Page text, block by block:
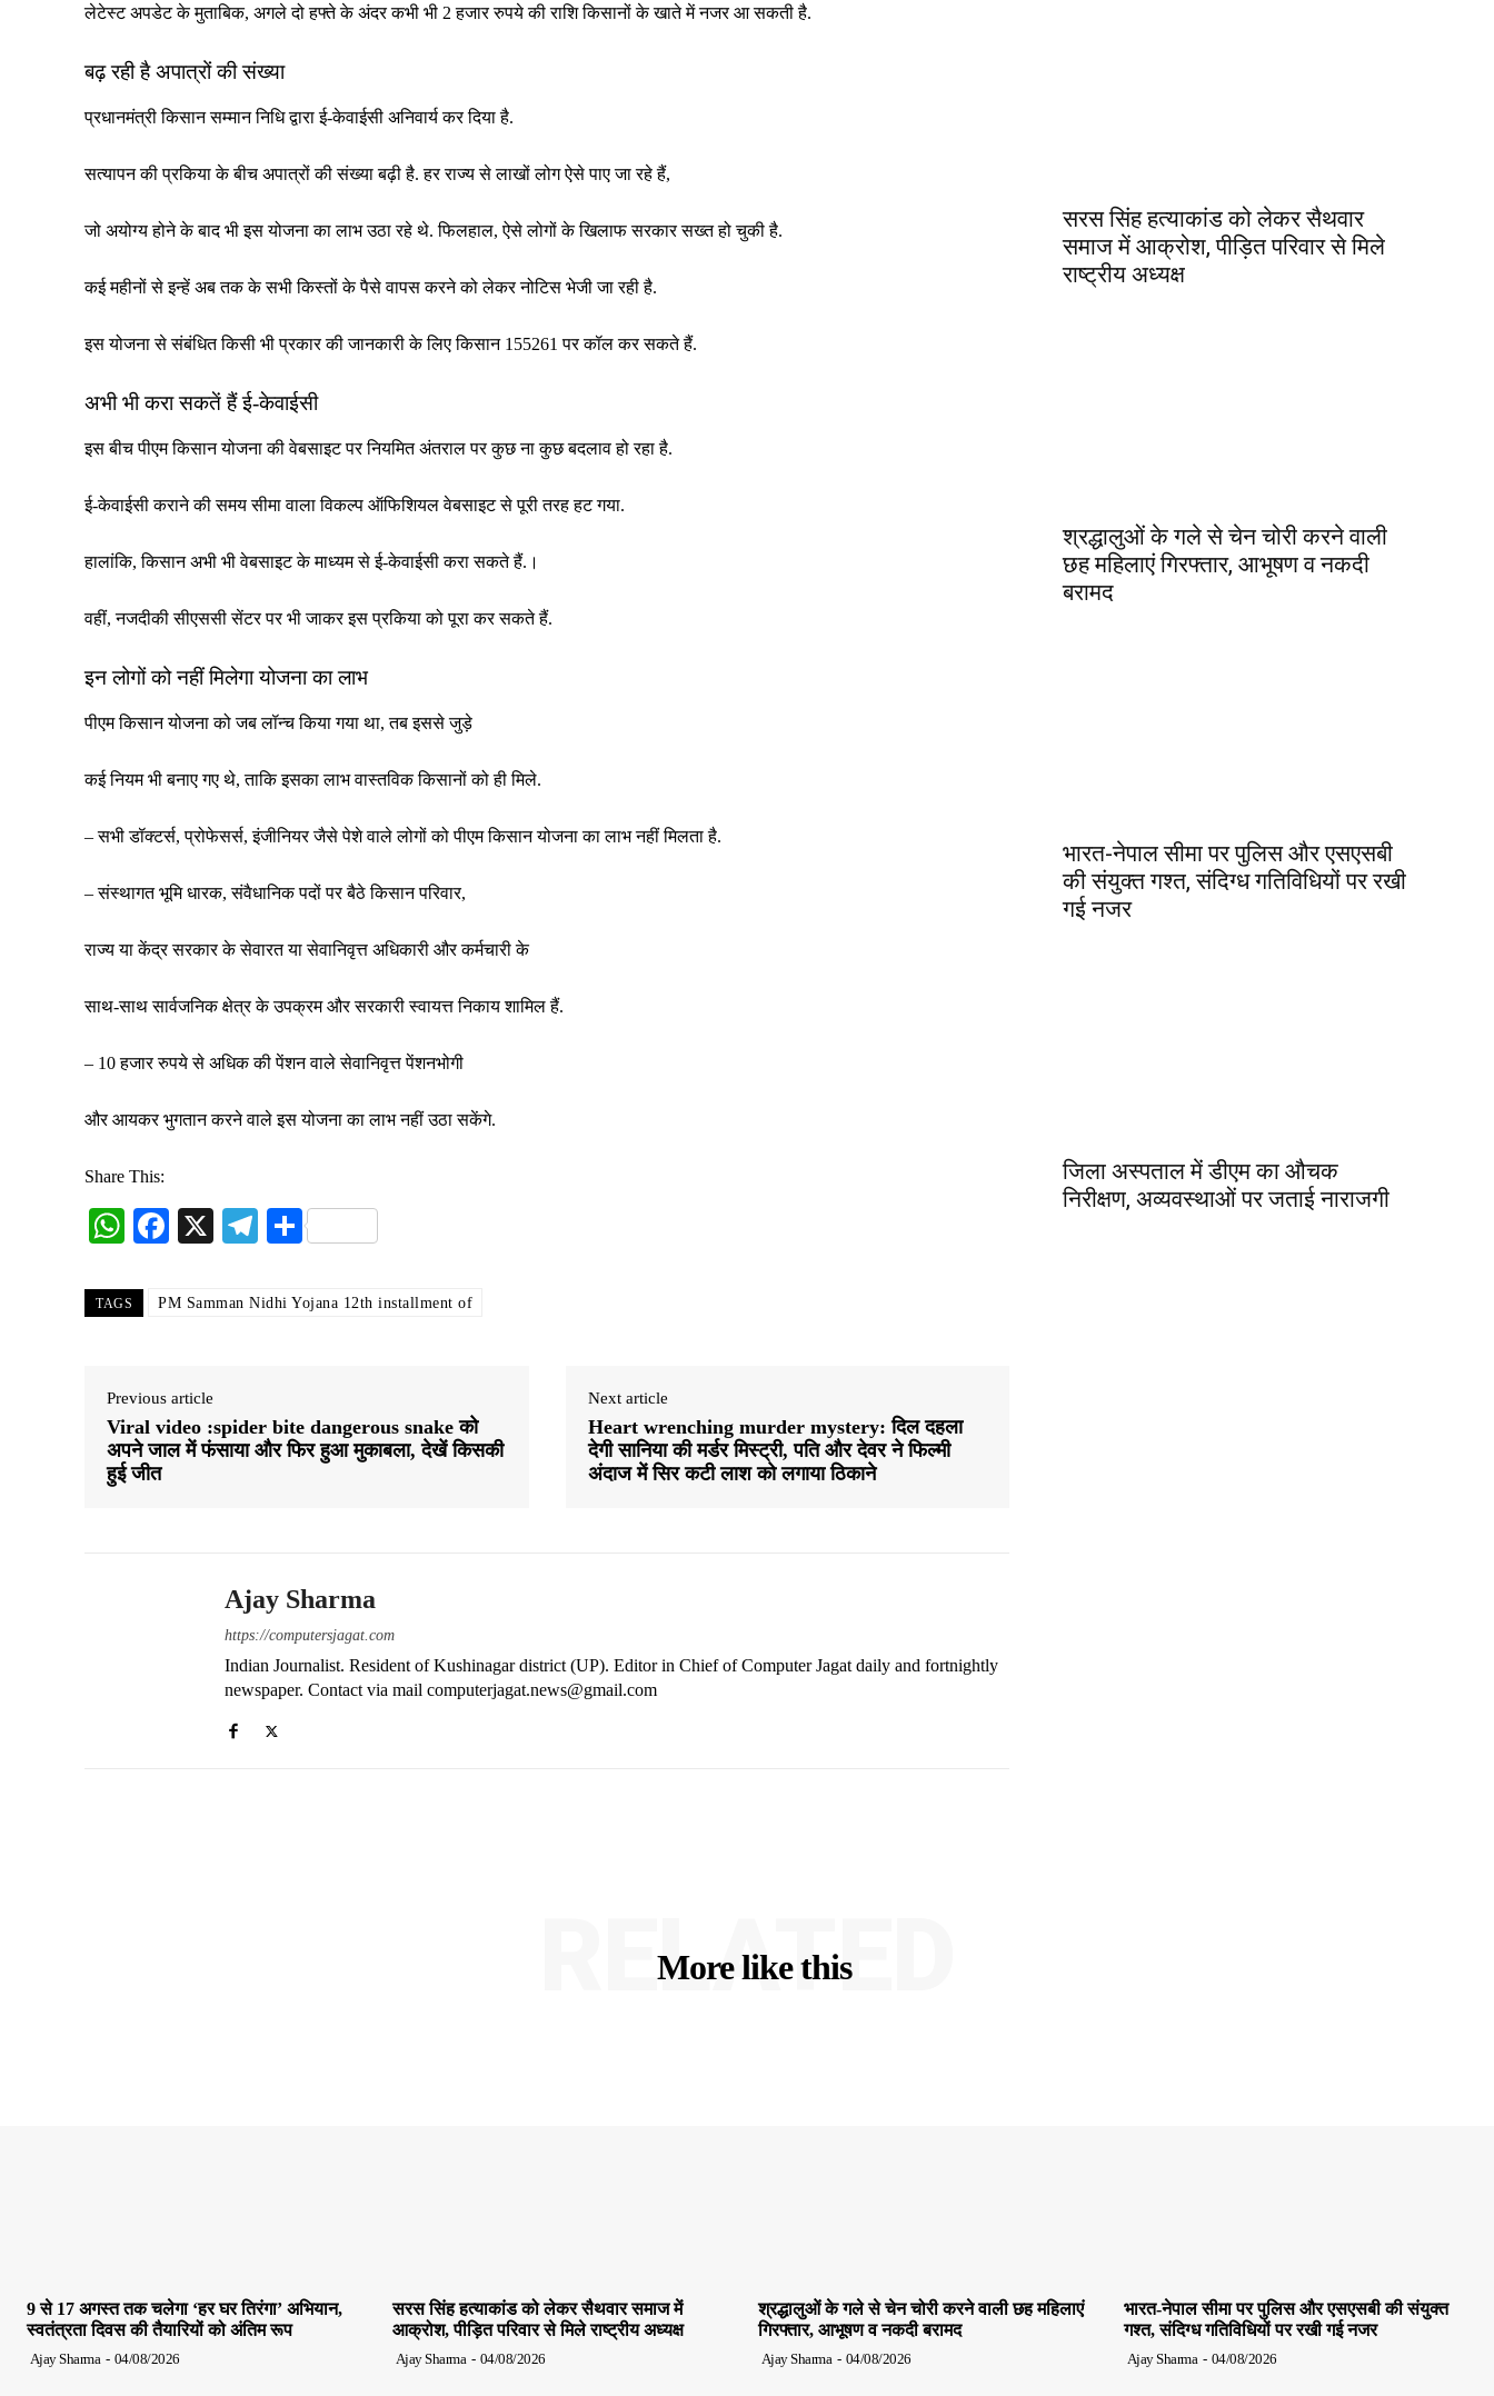
लेटेस्ट अपडेट के मुताबिक, अगले दो हफ्ते के अंदर कभी भी 2 हजार रुपये की राशि किसानों के खाते में नजर आ सकती है.
बढ़ रही है अपात्रों की संख्या
प्रधानमंत्री किसान सम्मान निधि द्वारा ई-केवाईसी अनिवार्य कर दिया है.
सत्यापन की प्रकिया के बीच अपात्रों की संख्या बढ़ी है. हर राज्य से लाखों लोग ऐसे पाए जा रहे हैं,
जो अयोग्य होने के बाद भी इस योजना का लाभ उठा रहे थे. फिलहाल, ऐसे लोगों के खिलाफ सरकार सख्त हो चुकी है.
कई महीनों से इन्हें अब तक के सभी किस्तों के पैसे वापस करने को लेकर नोटिस भेजी जा रही है.
इस योजना से संबंधित किसी भी प्रकार की जानकारी के लिए किसान 155261 पर कॉल कर सकते हैं.
अभी भी करा सकतें हैं ई-केवाईसी
इस बीच पीएम किसान योजना की वेबसाइट पर नियमित अंतराल पर कुछ ना कुछ बदलाव हो रहा है.
ई-केवाईसी कराने की समय सीमा वाला विकल्प ऑफिशियल वेबसाइट से पूरी तरह हट गया.
हालांकि, किसान अभी भी वेबसाइट के माध्यम से ई-केवाईसी करा सकते हैं.।
वहीं, नजदीकी सीएससी सेंटर पर भी जाकर इस प्रकिया को पूरा कर सकते हैं.
इन लोगों को नहीं मिलेगा योजना का लाभ
पीएम किसान योजना को जब लॉन्च किया गया था, तब इससे जुड़े
कई नियम भी बनाए गए थे, ताकि इसका लाभ वास्तविक किसानों को ही मिले.
– सभी डॉक्टर्स, प्रोफेसर्स, इंजीनियर जैसे पेशे वाले लोगों को पीएम किसान योजना का लाभ नहीं मिलता है.
– संस्थागत भूमि धारक, संवैधानिक पदों पर बैठे किसान परिवार,
राज्य या केंद्र सरकार के सेवारत या सेवानिवृत्त अधिकारी और कर्मचारी के
साथ-साथ सार्वजनिक क्षेत्र के उपक्रम और सरकारी स्वायत्त निकाय शामिल हैं.
– 10 हजार रुपये से अधिक की पेंशन वाले सेवानिवृत्त पेंशनभोगी
और आयकर भुगतान करने वाले इस योजना का लाभ नहीं उठा सकेंगे.
Share This:
W
ts
Fa
bo
X
Te
gr
S
re
TAGS PM Samman Nidhi Yojana 12th installment of
Previous article
Viral video :spider bite dangerous snake को
अपने जाल में फंसाया और फिर हुआ मुकाबला, देखें किसकी
हुई जीत
Next article
Heart wrenching murder mystery: दिल दहला
देगी सानिया की मर्डर मिस्ट्री, पति और देवर ने फिल्मी
अंदाज में सिर कटी लाश को लगाया ठिकाने
Ajay Sharma
https://computersjagat.com
Indian Journalist. Resident of Kushinagar district (UP). Editor in Chief of Computer Jagat daily and fortnightly
newspaper. Contact via mail computerjagat.news@gmail.com
सरस सिंह हत्याकांड को लेकर सैथवार
समाज में आक्रोश, पीड़ित परिवार से मिले
राष्ट्रीय अध्यक्ष
श्रद्धालुओं के गले से चेन चोरी करने वाली
छह महिलाएं गिरफ्तार, आभूषण व नकदी
बरामद
भारत-नेपाल सीमा पर पुलिस और एसएसबी
की संयुक्त गश्त, संदिग्ध गतिविधियों पर रखी
गई नजर
जिला अस्पताल में डीएम का औचक
निरीक्षण, अव्यवस्थाओं पर जताई नाराजगी
More like this
RELATED
9 से 17 अगस्त तक चलेगा ‘हर घर तिरंगा’ अभियान,
स्वतंत्रता दिवस की तैयारियों को अंतिम रूप
Ajay Sharma - 04/08/2026
सरस सिंह हत्याकांड को लेकर सैथवार समाज में
आक्रोश, पीड़ित परिवार से मिले राष्ट्रीय अध्यक्ष
Ajay Sharma - 04/08/2026
श्रद्धालुओं के गले से चेन चोरी करने वाली छह महिलाएं
गिरफ्तार, आभूषण व नकदी बरामद
Ajay Sharma - 04/08/2026
भारत-नेपाल सीमा पर पुलिस और एसएसबी की संयुक्त
गश्त, संदिग्ध गतिविधियों पर रखी गई नजर
Ajay Sharma - 04/08/2026